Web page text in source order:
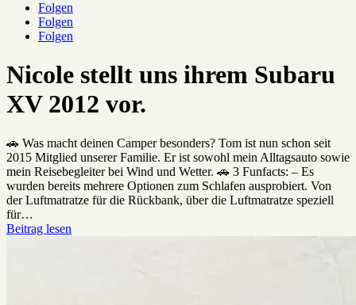
Folgen
Folgen
Folgen
Nicole stellt uns ihrem Subaru
XV 2012 vor.
🚗 Was macht deinen Camper besonders? Tom ist nun schon seit
2015 Mitglied unserer Familie. Er ist sowohl mein Alltagsauto sowie
mein Reisebegleiter bei Wind und Wetter. 🚗 3 Funfacts: – Es
wurden bereits mehrere Optionen zum Schlafen ausprobiert. Von
der Luftmatratze für die Rückbank, über die Luftmatratze speziell
für…
Beitrag lesen